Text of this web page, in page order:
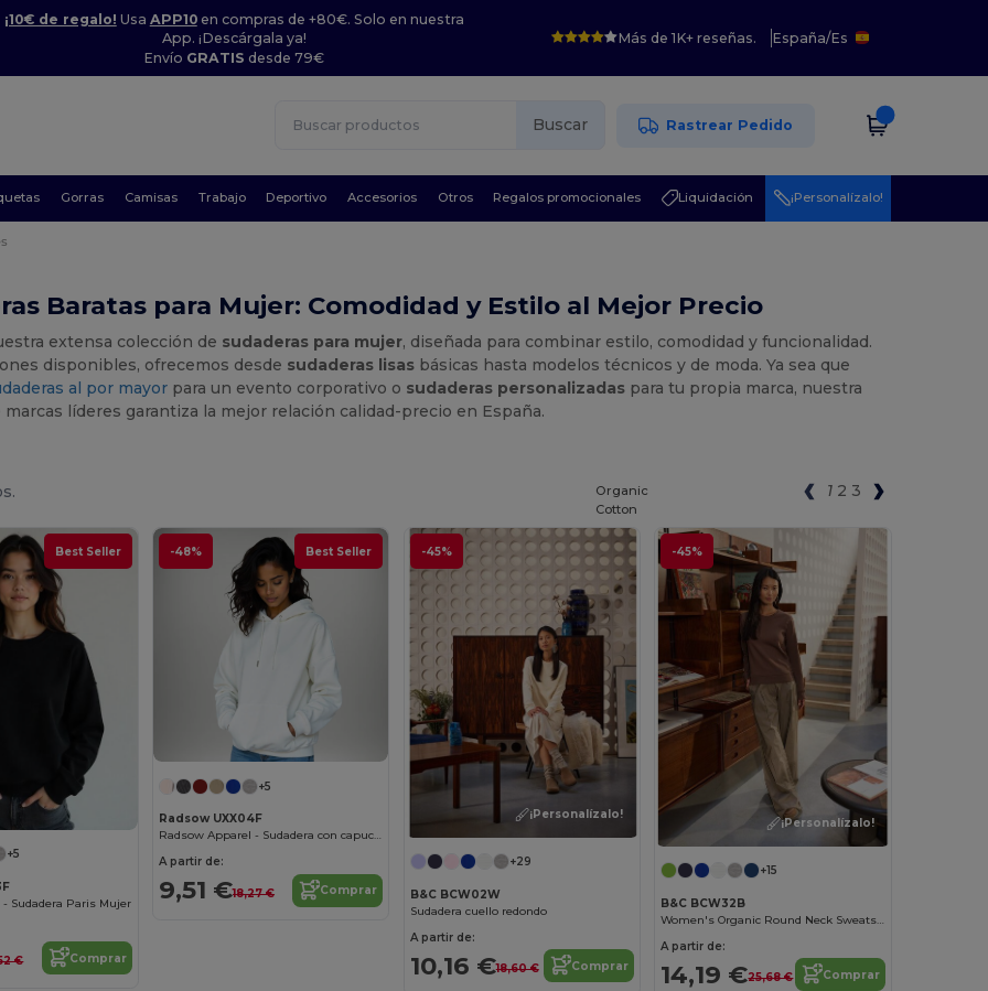
¡10€ de regalo! Usa APP10en compras de +80€. Solo en nuestra
App. ¡Descárgala ya!
Envío GRATIS desde 79€
Más de 1K+ reseñas. España/Es
Buscar Rastrear Pedido
Gorras Camisas Trabajo Deportivo Accesorios Otros Regalos promocionales Liquidación ¡Personalízalo!
Baratas para Mujer: Comodidad y Estilo al Mejor Precio
extensa colección de sudaderas para mujer, diseñada para combinar estilo, comodidad y funcionalidad.
disponibles, ofrecemos desde sudaderas lisas básicas hasta modelos técnicos y de moda. Ya sea que
al por mayor para un evento corporativo o sudaderas personalizadas para tu propia marca, nuestra
líderes garantiza la mejor relación calidad-precio en España.
1 2 3
Best Seller
+5
Sudadera Paris Mujer
€ Comprar
-48% Best Seller
+5
Radsow UXX04F
Radsow Apparel - Sudadera con capucha London para mujer
A partir de:
9,51 €18,27 € Comprar
-45%
¡Personalízalo!
+29
B&C BCW02W
Sudadera cuello redondo
A partir de:
10,16 €18,60 € Comprar
-45%
Organic
Cotton
¡Personalízalo!
+15
B&C BCW32B
Women's Organic Round Neck Sweatshirt
A partir de:
14,19 €25,68 € Comprar